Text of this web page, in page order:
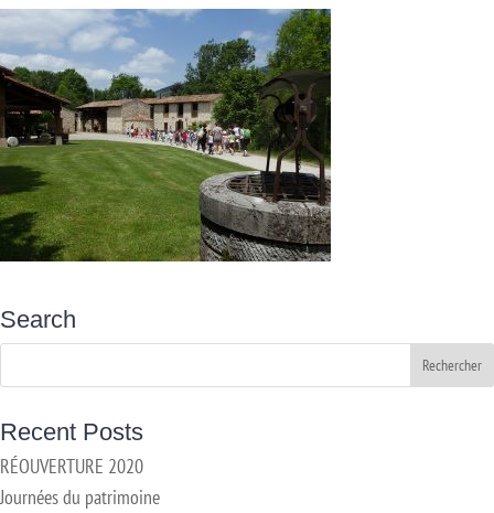
Search
Recent Posts
RÉOUVERTURE 2020
Journées du patrimoine